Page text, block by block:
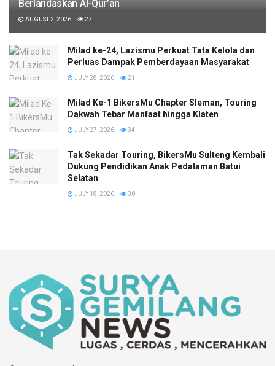
Berlandaskan Al-Qur’an
AUGUST 2, 2026 27
Milad ke-24, Lazismu Perkuat Tata Kelola dan
Perluas Dampak Pemberdayaan Masyarakat
JULY 28, 2026 21
Milad Ke-1 BikersMu Chapter Sleman, Touring
Dakwah Tebar Manfaat hingga Klaten
JULY 27, 2026 34
Tak Sekadar Touring, BikersMu Sulteng Kembali
Dukung Pendidikan Anak Pedalaman Batui
Selatan
JULY 18, 2026 30